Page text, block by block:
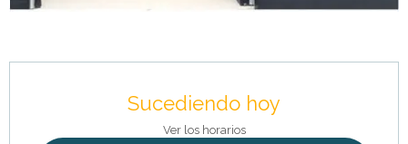
Sucediendo hoy
Ver los horarios